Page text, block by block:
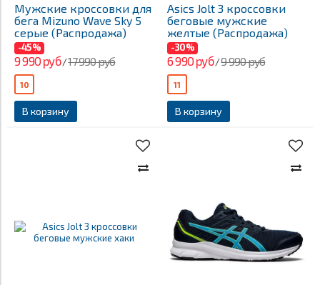
Мужские кроссовки для
бега Mizuno Wave Sky 5
серые (Распродажа)
-45%
9 990 руб/17 990 руб
В корзину
10
Asics Jolt 3 кроссовки
беговые мужские
желтые (Распродажа)
-30%
6 990 руб/9 990 руб
В корзину
11